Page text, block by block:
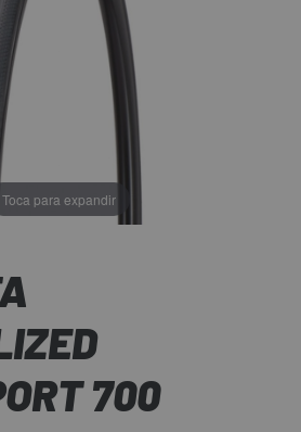
Toca para expandir
700